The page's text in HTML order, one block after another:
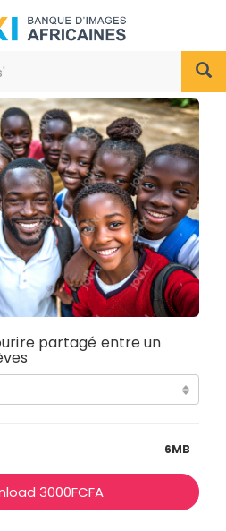
partagé entre un
6MB
3000FCFA